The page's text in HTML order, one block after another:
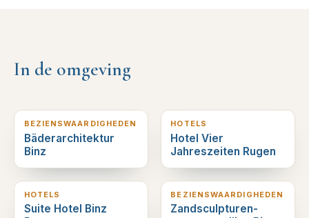
In de omgeving
BEZIENSWAARDIGHEDEN
Bäderarchitektur
Binz
HOTELS
Hotel Vier
Jahreszeiten Rugen
0 km verderop
HOTELS
Suite Hotel Binz
0 km verderop
BEZIENSWAARDIGHEDEN
Zandsculpturen-